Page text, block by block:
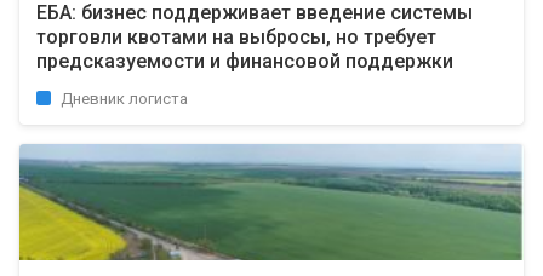
ЕБА: бизнес поддерживает введение системы
торговли квотами на выбросы, но требует
предсказуемости и финансовой поддержки
Дневник логиста